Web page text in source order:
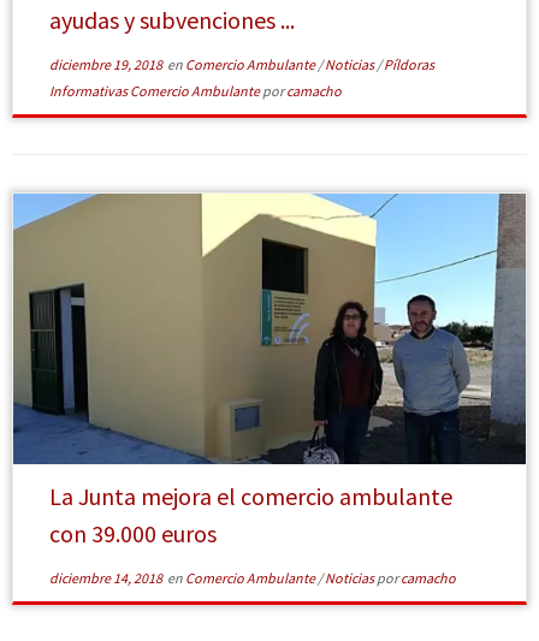
ayudas y subvenciones ...
diciembre 19, 2018en Comercio Ambulante/Noticias/Píldoras
Informativas Comercio Ambulanteporcamacho
[Leer más]
La Junta mejora el comercio ambulante
con 39.000 euros
diciembre 14, 2018en Comercio Ambulante/Noticiasporcamacho